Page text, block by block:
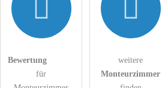
Hiermit akzeptiere ich die
DieDatenschutzerklärung habe ich zur
öffentliche Frage stellen Abbrechen
Bewertung
für
weitere
Monteurzimmer